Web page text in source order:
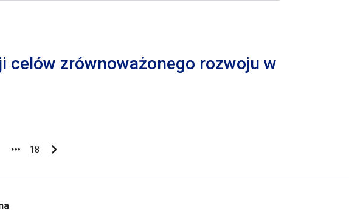
celów zrównoważonego rozwoju w
Ostatnia strona
18
Następna strona